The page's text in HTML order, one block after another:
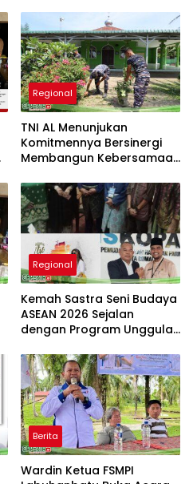
Regional
TNI AL Menunjukan
Komitmennya Bersinergi
Membangun Kebersamaan
Limau Manis
Regional
Kemah Sastra Seni Budaya
ASEAN 2026 Sejalan
dengan Program Unggulan
Berita
Wardin Ketua FSMPI